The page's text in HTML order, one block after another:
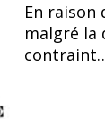
En raison
malgré la